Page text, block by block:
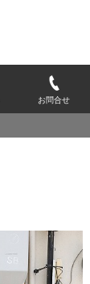
お問合せ